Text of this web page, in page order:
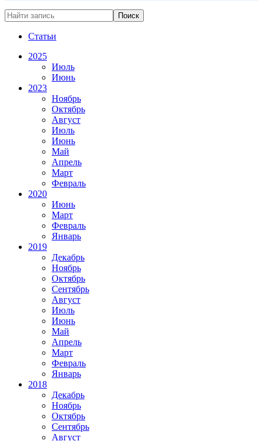
Статьи
2025
Июль
Июнь
2023
Ноябрь
Октябрь
Август
Июль
Июнь
Май
Апрель
Март
Февраль
2020
Июнь
Март
Февраль
Январь
2019
Декабрь
Ноябрь
Октябрь
Сентябрь
Август
Июль
Июнь
Май
Апрель
Март
Февраль
Январь
2018
Декабрь
Ноябрь
Октябрь
Сентябрь
Август